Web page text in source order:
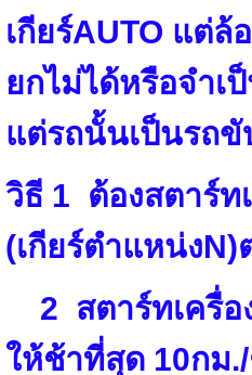
เกียร์AUTO แต่
ยกไม่ได้หรือจำเ
แต่รถนั้นเป็นรถ
วิธี 1 ต้องสตาร์ท
(เกียร์ตำแหน่ง
2 สตาร์ทเครื่
ให้ช้าที่สุด 10กม